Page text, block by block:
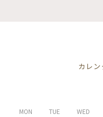
カレ
MON TUE WED